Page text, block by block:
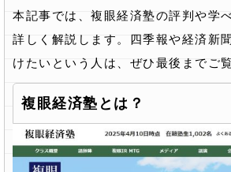
本記事では、複眼経済塾の評判や学
詳しく解説します。四季報や経済新
けたいという人は、ぜひ最後までご
複眼経済塾とは？